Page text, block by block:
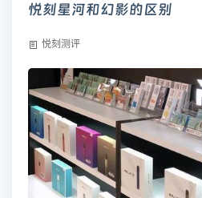
悦刻星河和幻影的区别
悦刻测评